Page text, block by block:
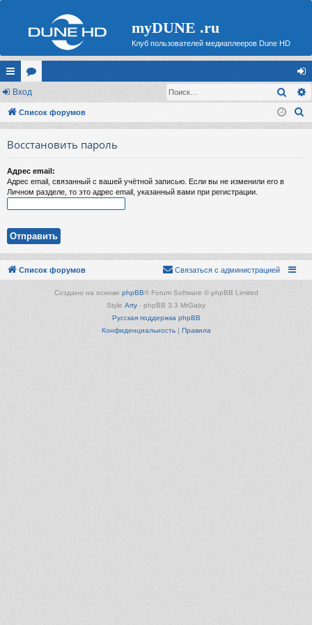
myDUNE .ru
Клуб пользователей медиаплееров Dune HD
с
ы
ор
ум
хо
д
Вход
Список форумов
Восстановить пароль
Адрес email:
Адрес email, связанный с вашей учётной записью. Если вы не изменили его в
Личном разделе, то это адрес email, указанный вами при регистрации.
Список форумов Связаться с администрацией
Создано на основе phpBB® Forum Software © phpBB Limited
Style Arty - phpBB 3.3 MrGaby
Русская поддержка phpBB
Конфиденциальность| Правила